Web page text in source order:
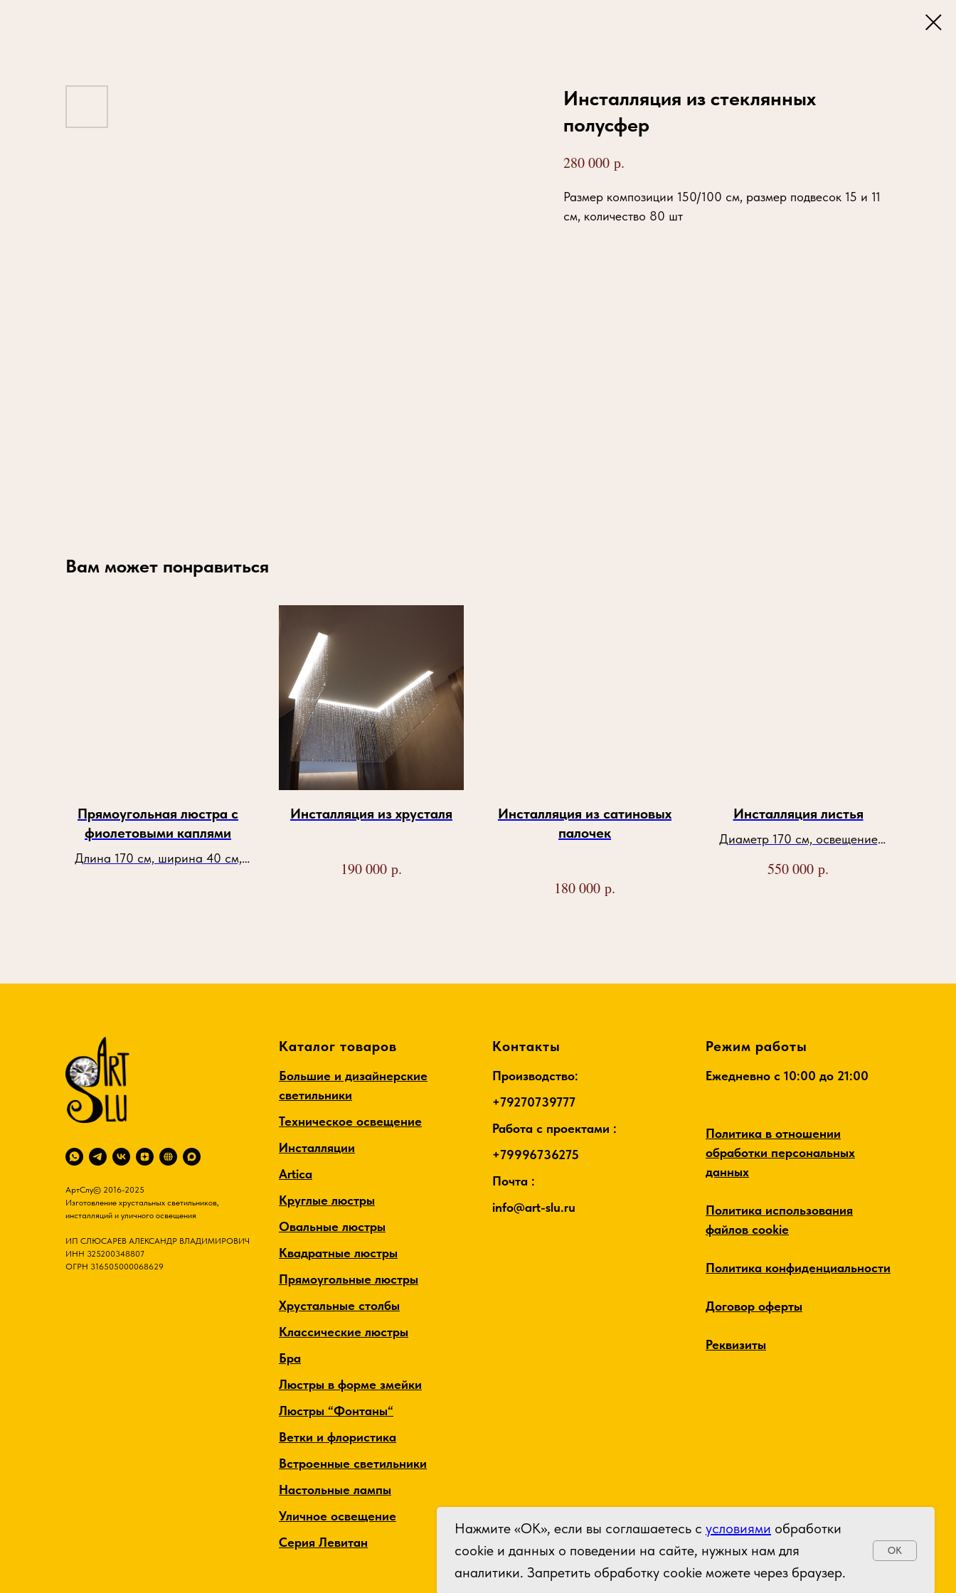
Инсталляция из стеклянных
полусфер
280 000 р.
Размер композиции 150/100 см, размер подвесок 15 и 11
см, количество 80 шт
Вам может понравиться
Прямоугольная люстра с
фиолетовыми каплями
Длина 170 см, ширина 40 см,
Инсталляция из хрусталя
190 000 р.
Инсталляция из сатиновых
палочек
180 000 р.
Инсталляция листья
Диаметр 170 см, освещение
вт, количество 28 шт
550 000 р.
Нажмите «ОК», если вы соглашаетесь с условиями обработки
cookie и данных о поведении на сайте, нужных нам для
аналитики. Запретить обработку cookie можете через браузер.
OK
АртСлу© 2016-2025
Изготовление хрустальных светильников,
инсталляций и уличного освещения
ИП СЛЮСАРЕВ АЛЕКСАНДР ВЛАДИМИРОВИЧ
ИНН 325200348807
ОГРН 316505000068629
Каталог товаров
Большие и дизайнерские
светильники
Техническое освещение
Инсталляции
Artica
Круглые люстры
Овальные люстры
Квадратные люстры
Прямоугольные люстры
Хрустальные столбы
Классические люстры
Бра
Люстры в форме змейки
Люстры “Фонтаны“
Ветки и флористика
Встроенные светильники
Настольные лампы
Уличное освещение
Серия Левитан
Контакты
Производство:
+79270739777
Работа с проектами :
+79996736275
Почта :
info@art-slu.ru
Режим работы
Ежедневно c 10:00 до 21:00
Политика в отношении
обработки персональных
данных
Политика использования
файлов cookie
Политика конфиденциальности
Договор оферты
Реквизиты